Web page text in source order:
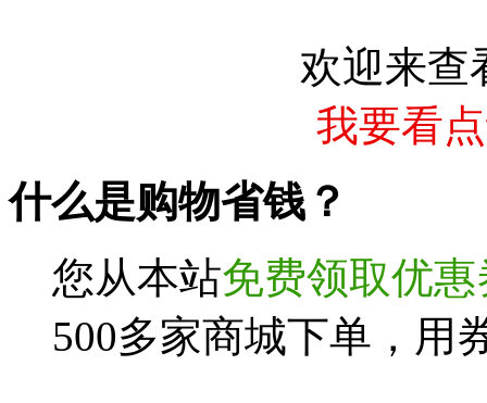
欢迎来查
我要看
什么是购物省钱？
您从本站免费领取优惠
500多家商城下单，用